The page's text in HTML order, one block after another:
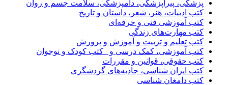
پزشکی، پیراپزشکی، دامپزشکی، سلامت جسم و روان
کتب ادبیات، هنر، شعر، داستان و تاریخ
کتب آموزشی فنی و حرفه‌ای
کتب مهارت‌های زندگی
کتب تعلیم و تربیت و آموزش و پرورش
کتب آموزشی، کمک درسی و _کتب کودک و نوجوان
کتب حقوقی، قوانین و مقررات
کتب ایران شناسی، جاذبه‌های گردشگری
کتب دامغان شناسی